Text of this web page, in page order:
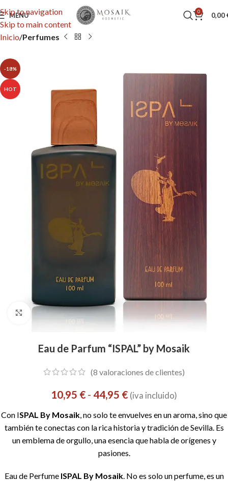
Skip to navigation
Skip to main content
MENU 0 0,00
Inicio Perfumes
-18%
HOT
Click to enlarge
Eau de Parfum “ISPAL” by Mosaik
(8 valoraciones de clientes)
10,95 € - 44,95 € (iva incluido)
Con ISPAL By Mosaik, no solo te envuelves en un aroma, sino que
también te conectas con la rica historia y tradición de Sevilla. Es
un emblema de orgullo, una esencia que habla de orígenes y
pasiones.
Eau de Perfume ISPAL By Mosaik. No es solo un perfume, es un